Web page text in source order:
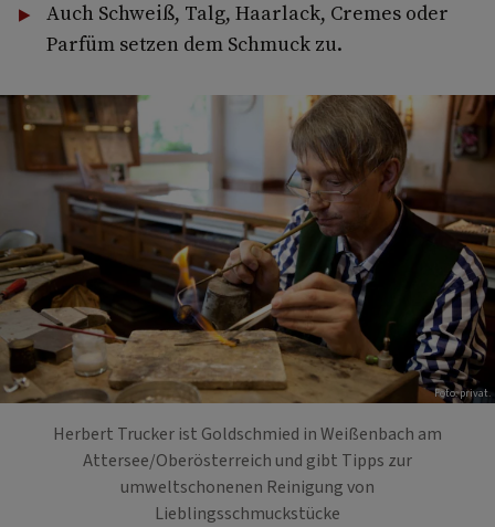
Auch Schweiß, Talg, Haarlack, Cremes oder
Parfüm setzen dem Schmuck zu.
Foto: privat.
Herbert Trucker ist Goldschmied in Weißenbach am
Attersee/Oberösterreich und gibt Tipps zur
umweltschonenen Reinigung von
Lieblingsschmuckstücke